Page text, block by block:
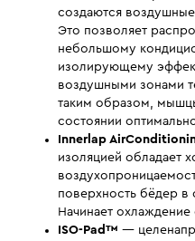
создаются
Это позволяет
небольшому
изолирующему
воздушными зонами
таким образом,
состоянии
Innerlap
изоляцией обладает
поверхность бёдер в
Начинает
ISO-Pad™ —